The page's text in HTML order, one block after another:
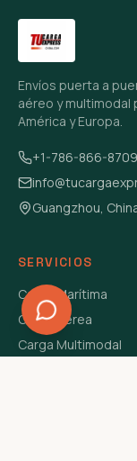
Envíos puerta a
aéreo y
América y Europa.
+1-786-866-8709
Guangzhou,
SERVICIOS
Carga Marítima
Carga Aérea
Carga Multimodal